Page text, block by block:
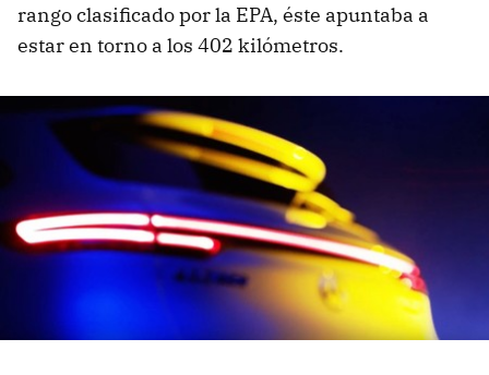
rango clasificado por la EPA, éste apuntaba a
estar en torno a los 402 kilómetros.